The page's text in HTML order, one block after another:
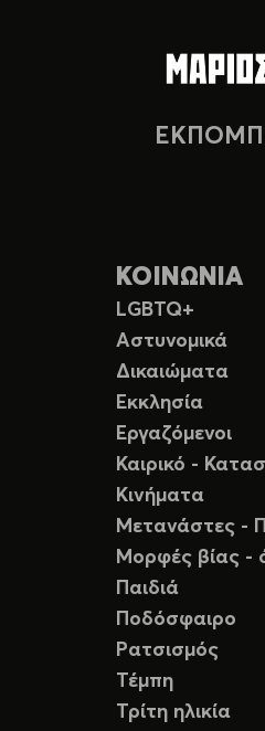
ΚΟΙΝΩΝΙΑ
LGBTQ+
Αστυνομικά
Δικαιώματα
Εκκλησία
Εργαζόμενοι
Καιρικό -
Κινήματα
Μετανάστες -
Μορφές βίας -
Παιδιά
Ποδόσφαιρο
Ρατσισμός
Τέμπη
Τρίτη ηλικία